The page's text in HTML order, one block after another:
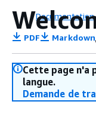
Documentation
PDF Markdown
Cette page n'a
langue.
Demande de